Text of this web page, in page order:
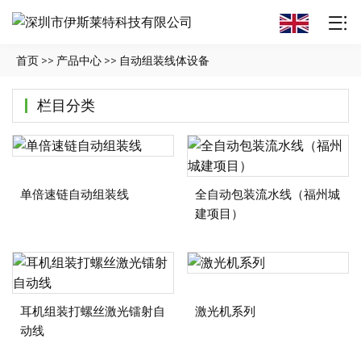
首页 >> 产品中心 >> 自动组装线体设备
单倍速链自动组装线
全自动包装流水线（福州城
建项目）
耳机组装打螺丝激光镭射自
动线
激光机系列
栏目分类